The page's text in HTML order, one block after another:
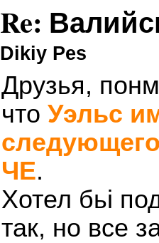
Re:
Dikiy Pes
Друзья,
что Уэльс
ЧЕ.
Хотел бьі
так, но все